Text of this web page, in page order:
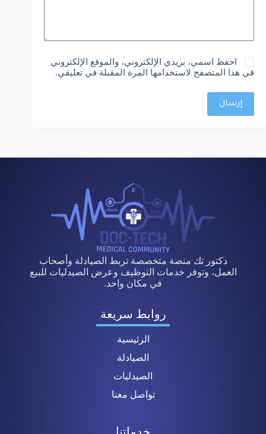
احفظ اسمي، بريدي الإلكتروني، والموقع الإلكتروني
في هذا المتصفح لاستخدامها المرة المقبلة في تعليقي.
إرسال
دكتور تك منصة متخصصة تربط الصيادلة وأصحاب
العمل، وتوفر خدمات التوظيف وعرض الصيدليات للبيع
في مكان واحد.
روابط سريعة
الرئيسية
الصيادلة
الصيدليات
تواصل معنا